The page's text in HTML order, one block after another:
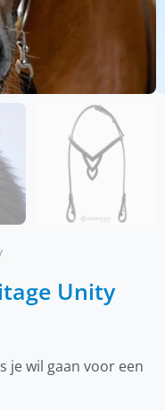
Unity
je wil gaan voor een